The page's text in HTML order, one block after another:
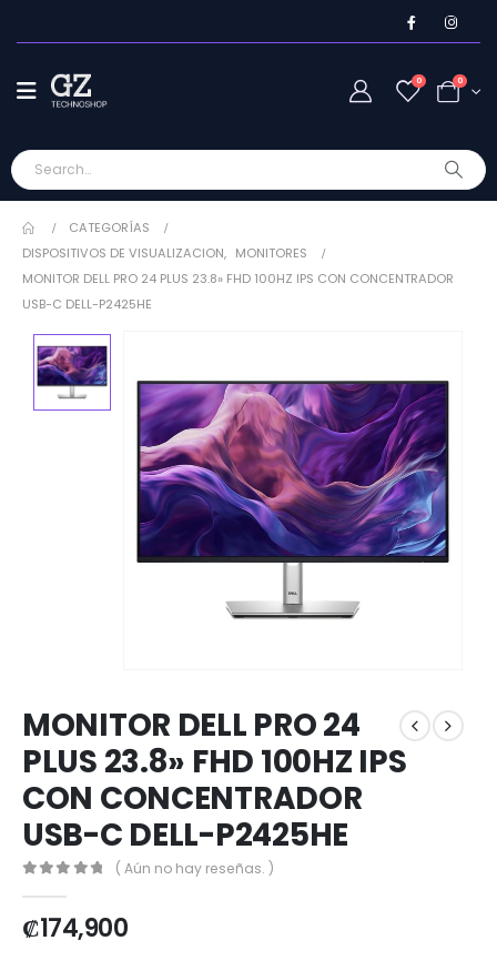
0 0
CATEGORÍAS
DISPOSITIVOS DE VISUALIZACION, MONITORES
MONITOR DELL PRO 24 PLUS 23.8» FHD 100HZ IPS CON CONCENTRADOR
USB-C DELL-P2425HE
MONITOR DELL PRO 24
PLUS 23.8» FHD 100HZ IPS
CON CONCENTRADOR
USB-C DELL-P2425HE
( Aún no hay reseñas. )
₡174,900